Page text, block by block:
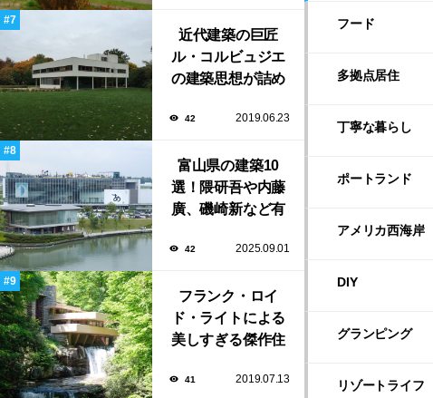
近代建築の巨匠
ル・コルビュジエ
の建築思想が詰め
「サヴォア邸」
42 2019.06.23
富山県の建築10
選！隈研吾や内藤
廣、磯崎新など有
然と調和する美術
公共施設など！
42 2025.09.01
フランク・ロイ
ド・ライトによる
美しすぎる傑作住
ーリング・ウォー
41 2019.07.13
フード
多拠点居住
丁寧な暮らし
ポートランド
アメリカ西海岸
DIY
グランピング
リゾートライフ